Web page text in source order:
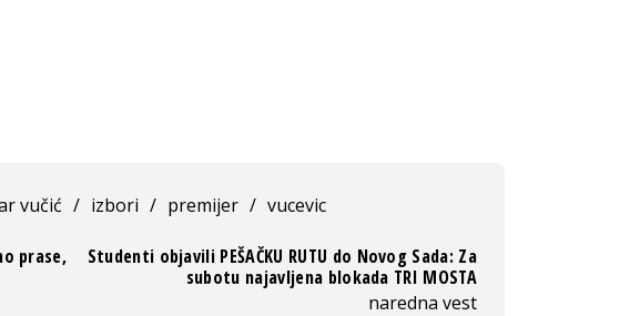
vučić / izbori / premijer / vucevic
prase,
Studenti objavili PEŠAČKU RUTU do Novog Sada: Za
subotu najavljena blokada TRI MOSTA
naredna vest